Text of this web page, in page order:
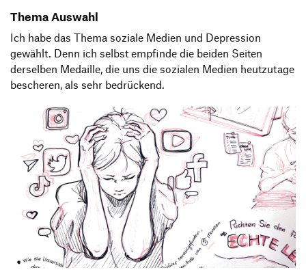
Thema Auswahl
Ich habe das Thema soziale Medien und Depression
gewählt. Denn ich selbst empfinde die beiden Seiten
derselben Medaille, die uns die sozialen Medien heutzutage
bescheren, als sehr bedrückend.